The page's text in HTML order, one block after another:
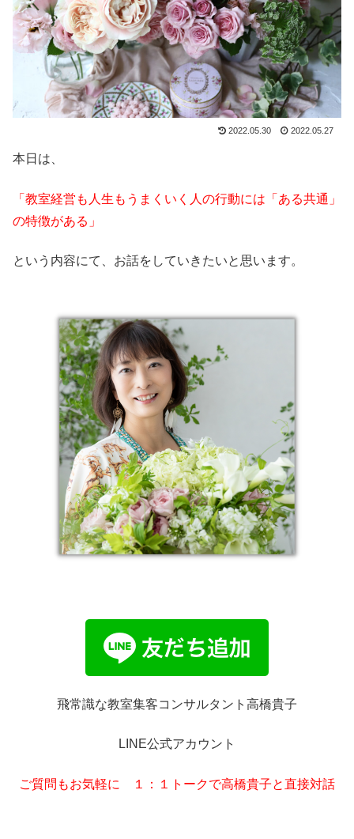
2022.05.30 2022.05.27
本日は、
「教室経営も人生もうまくいく人の行動には「ある共通」
の特徴がある」
という内容にて、お話をしていきたいと思います。
飛常識な教室集客コンサルタント高橋貴子
LINE公式アカウント
ご質問もお気軽に １：１トークで高橋貴子と直接対話